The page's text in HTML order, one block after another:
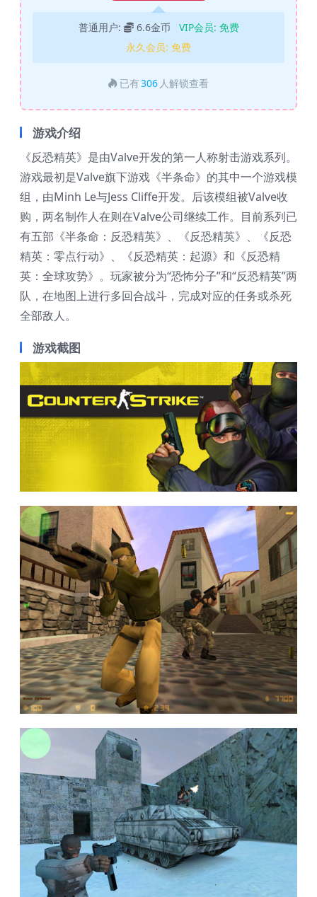
普通用户: 6.6金币 VIP会员: 免费
永久会员: 免费
已有306 人解锁查看
游戏介绍
《反恐精英》是由Valve开发的第一人称射击游戏系列。
游戏最初是Valve旗下游戏《半条命》的其中一个游戏模
组，由Minh Le与Jess Cliffe开发。后该模组被Valve收
购，两名制作人在则在Valve公司继续工作。目前系列已
有五部《半条命：反恐精英》、《反恐精英》、《反恐
精英：零点行动》、《反恐精英：起源》和《反恐精
英：全球攻势》。玩家被分为“恐怖分子”和“反恐精英”两
队，在地图上进行多回合战斗，完成对应的任务或杀死
全部敌人。
游戏截图